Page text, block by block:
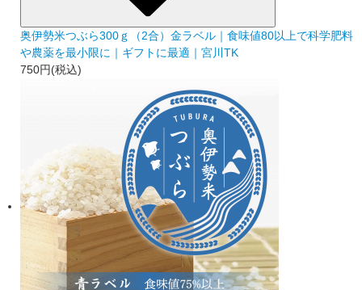
奥伊勢米つぶら300ｇ（2合）金ラベル｜食味値80以上で科学肥料
や農薬を最小限に｜ギフトに最適｜宮川TK
750円(税込)